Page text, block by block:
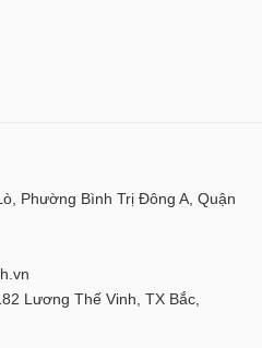
Phường Bình Trị Đông A, Quận
Lương Thế Vinh, TX Bắc,